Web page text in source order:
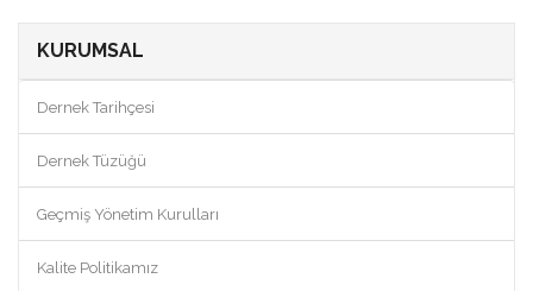
KURUMSAL
Dernek Tarihçesi
Dernek Tüzüğü
Geçmiş Yönetim Kurulları
Kalite Politikamız